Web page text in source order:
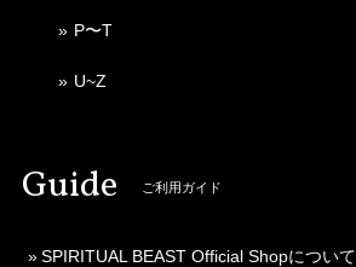
P〜T
U~Z
Guide ご利用ガイド
SPIRITUAL BEAST Official Shopについて